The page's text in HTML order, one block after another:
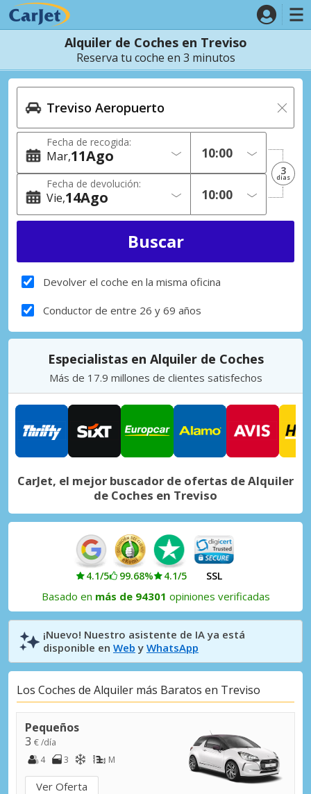
Alquiler de Coches en Treviso
Reserva tu coche en 3 minutos
Fecha de recogida:
Mar 11Ago
Fecha de devolución:
Vie 14Ago
3
dias
Devolver el coche en la misma oficina
Conductor de entre 26 y 69 años
Especialistas en Alquiler de Coches
Más de 17.9 millones de clientes satisfechos
CarJet, el mejor buscador de ofertas de Alquiler
de Coches en Treviso
4.1/5 99.68% 4.1/5 SSL
Basado en más de 94301 opiniones verificadas
¡Nuevo! Nuestro asistente de IA ya está
disponible en Web y WhatsApp
Los Coches de Alquiler más Baratos en Treviso
Pequeños
3 € /día
4
3 M
Ver Oferta